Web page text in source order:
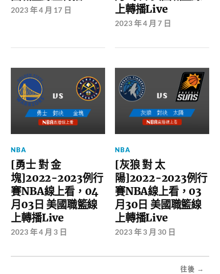
2023 年 4 月 17 日
上轉播Live
2023 年 4 月 7 日
NBA
[勇士 對 金
塊]2022-2023例行
賽NBA線上看，04
月03日 美國職籃線
上轉播Live
2023 年 4 月 3 日
NBA
[灰狼 對 太
陽]2022-2023例行
賽NBA線上看，03
月30日 美國職籃線
上轉播Live
2023 年 3 月 30 日
往後 →